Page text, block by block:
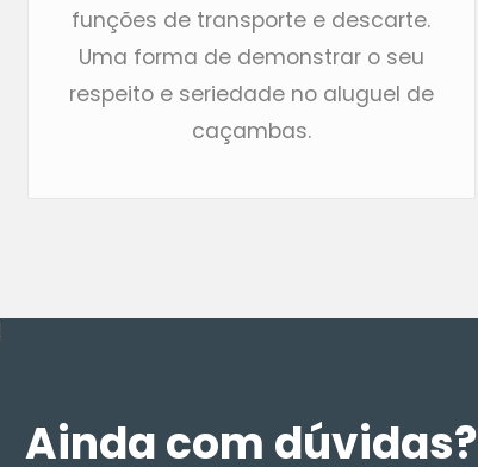
funções de transporte e descarte.
Uma forma de demonstrar o seu
respeito e seriedade no aluguel de
caçambas.
Ainda com dúvidas?